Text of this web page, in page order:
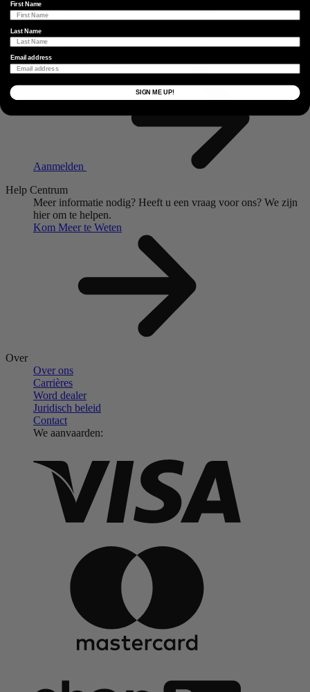
Dealerzoeker
Wat Gebeurt Er?
Schrijf je in op onze nieuwsbrief voor de nieuwste producten,
exclusieve giveaways en meer.
Aanmelden
Help Centrum
Meer informatie nodig? Heeft u een vraag voor ons? We zijn
hier om te helpen.
Kom Meer te Weten
Over
Over ons
Carrières
Word dealer
Juridisch beleid
Contact
We aanvaarden:
First Name
Last Name
Email address
SIGN ME UP!